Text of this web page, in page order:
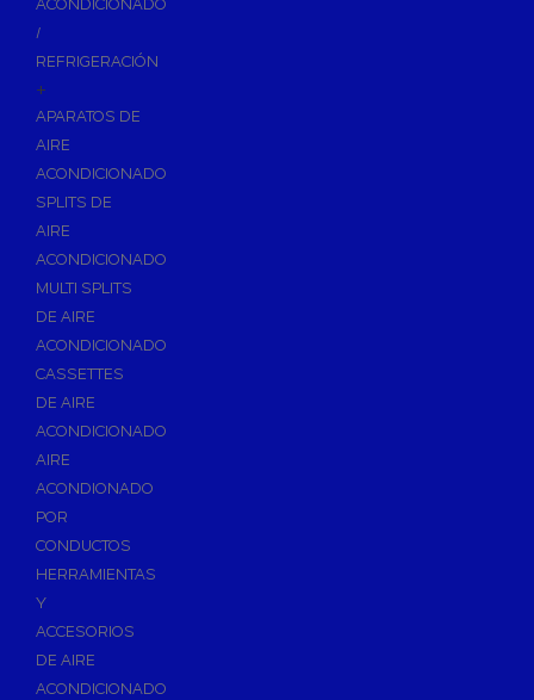
Asientos y Tapas de WC
Lavabos
Urinarios
Bidés
Vertederos Baño
Sanitarios Suspendidos
Placas de Accionamiento para Cisternas
Cisternas Empotradas
Seguridad en el Baño
Wellness
Calefacción y A.C.S
Accesorios de Calefacción
Vasos de Expansión
Termometros
Otros accesorios de calefacción
ACONDICIONADO
/
REFRIGERACIÓN
+
APARATOS DE
AIRE
ACONDICIONADO
SPLITS DE
AIRE
ACONDICIONADO
MULTI SPLITS
DE AIRE
ACONDICIONADO
CASSETTES
DE AIRE
ACONDICIONADO
AIRE
ACONDIONADO
POR
CONDUCTOS
HERRAMIENTAS
Y
ACCESORIOS
DE AIRE
ACONDICIONADO